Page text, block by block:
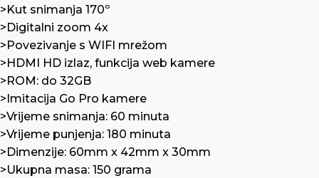
>Kut snimanja 170º
>Digitalni zoom 4x
>Povezivanje s WIFI mrežom
>HDMI HD izlaz, funkcija web kamere
>ROM: do 32GB
>Imitacija Go Pro kamere
>Vrijeme snimanja: 60 minuta
>Vrijeme punjenja: 180 minuta
>Dimenzije: 60mm x 42mm x 30mm
>Ukupna masa: 150 grama